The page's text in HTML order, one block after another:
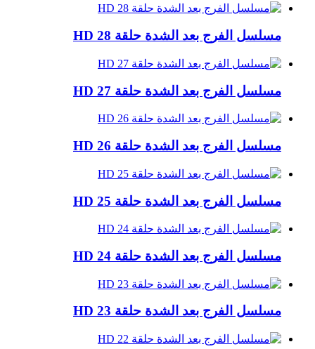
مسلسل الفرج بعد الشدة حلقة 28 HD
مسلسل الفرج بعد الشدة حلقة 27 HD
مسلسل الفرج بعد الشدة حلقة 26 HD
مسلسل الفرج بعد الشدة حلقة 25 HD
مسلسل الفرج بعد الشدة حلقة 24 HD
مسلسل الفرج بعد الشدة حلقة 23 HD